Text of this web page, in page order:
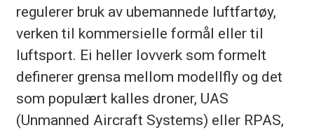
regulerer bruk av ubemannede luftfartøy,
verken til kommersielle formål eller til
luftsport. Ei heller lovverk som formelt
definerer grensa mellom modellfly og det
som populært kalles droner, UAS
(Unmanned Aircraft Systems) eller RPAS,